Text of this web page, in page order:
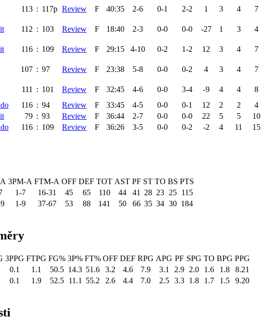
113 : 117p Review F 40:35 2-6 0-1 2-2 1 3 4 7
112 : 103 Review F 18:40 2-3 0-0 0-0 -27 1 3 4
116 : 109 Review F 29:15 4-10 0-2 1-2 12 3 4 7
107 : 97 Review F 23:38 5-8 0-0 0-2 4 3 4 7
111 : 101 Review F 32:45 4-6 0-0 3-4 -9 4 4 8
116 : 94 Review F 33:45 4-5 0-0 0-1 12 2 2 4
79 : 93 Review F 36:44 2-7 0-0 0-0 22 5 5 10
116 : 109 Review F 36:26 3-5 0-0 0-2 -2 4 11 15
3PM-A FTM-A OFF DEF TOT AST PF ST TO BS PTS
1-7 16-31 45 65 110 44 41 28 23 25 115
1-9 37-67 53 88 141 50 66 35 34 30 184
3PPG FTPG FG% 3P% FT% OFF DEF RPG APG PF SPG TO BPG PPG
0.1 1.1 50.5 14.3 51.6 3.2 4.6 7.9 3.1 2.9 2.0 1.6 1.8
8.21
0.1 1.9 52.5 11.1 55.2 2.6 4.4 7.0 2.5 3.3 1.8 1.7 1.5 9.20